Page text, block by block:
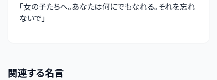
「女の子たちへ。あなたは何にでもなれる。それを忘れ
ないで」
関連する名言